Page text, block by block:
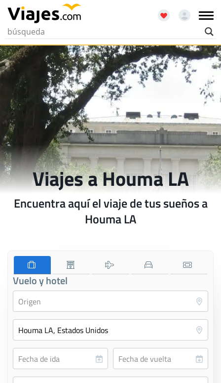
Viajes a Houma LA
Encuentra aquí el viaje de tus sueños a
Houma LA
Vuelo y hotel